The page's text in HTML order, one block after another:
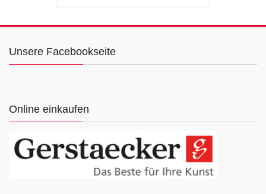
Unsere Facebookseite
Online einkaufen